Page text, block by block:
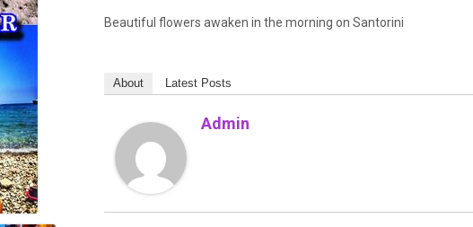
Beautiful flowers awaken in the morning on Santorini
About Latest Posts
Admin